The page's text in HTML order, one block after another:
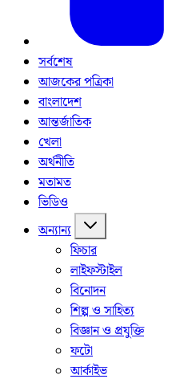
সর্বশেষ
আজকের পত্রিকা
বাংলাদেশ
আন্তর্জাতিক
খেলা
অর্থনীতি
মতামত
ভিডিও
অন্যান্য
ফিচার
লাইফস্টাইল
বিনোদন
শিল্প ও সাহিত্য
বিজ্ঞান ও প্রযুক্তি
ফটো
আর্কাইভ